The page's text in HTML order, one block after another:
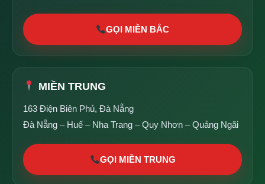
GỌI MIỀN BẮC
MIỀN TRUNG
163 Điện Biên Phủ, Đà Nẵng
Đà Nẵng – Huế – Nha Trang – Quy Nhơn – Quảng Ngãi
GỌI MIỀN TRUNG